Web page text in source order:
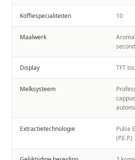
Koffiespecialiteiten 10
Maalwerk
Display TFT
Melksysteem
Extractietechnologie
Pulse
(P.E.P.)